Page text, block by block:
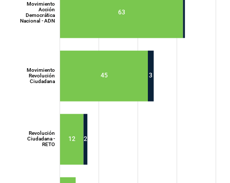
12
45
63
2
3
Revolución
Ciudadana -
RETO
Movimiento
Revolución
Ciudadana
Movimiento
Acción
Democrática
Nacional - ADN